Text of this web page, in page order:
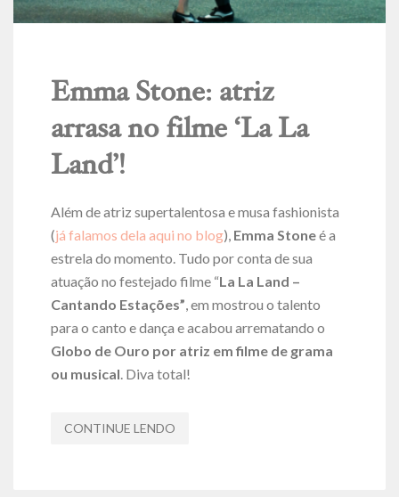
Emma Stone: atriz
arrasa no filme ‘La La
Land’!
Além de atriz supertalentosa e musa fashionista
(já falamos dela aqui no blog), Emma Stoneé a
estrela do momento. Tudo por conta de sua
atuação no festejado filme “La La Land –
Cantando Estações”, em mostrou o talento
para o canto e dança e acabou arrematando o
Globo de Ouro por atriz em filme de grama
ou musical. Diva total!
CONTINUE LENDO